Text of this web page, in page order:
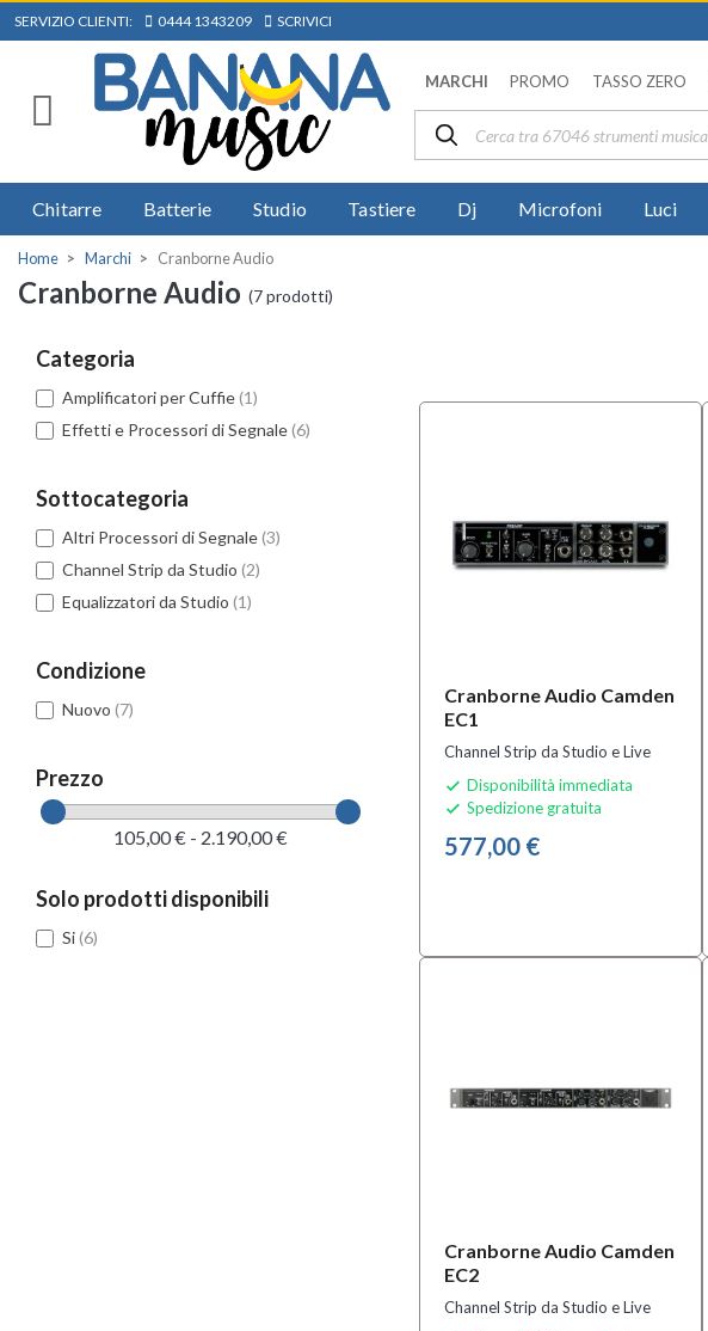
SERVIZIO CLIENTI: 0444 1343209 SCRIVICI
MARCHI PROMO TASSO ZERO
Chitarre Batterie Studio Tastiere Dj Microfoni Luci
Home Marchi Cranborne Audio
Cranborne Audio (7 prodotti)
Categoria
Amplificatori per Cuffie(1)
Effetti e Processori di Segnale(6)
Sottocategoria
Altri Processori di Segnale(3)
Channel Strip da Studio (2)
Equalizzatori da Studio (1)
Condizione
Nuovo (7)
Prezzo
105,00 € - 2.190,00 €
Solo prodotti disponibili
Si(6)
Cranborne Audio Camden
EC1
Channel Strip da Studio e Live
 Disponibilità immediata
 Spedizione gratuita
577,00 €
Cranborne Audio Camden
EC2
Channel Strip da Studio e Live